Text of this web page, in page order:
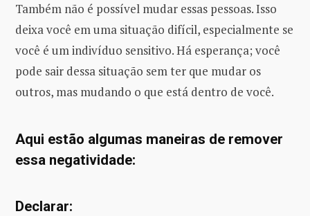
Também não é possível mudar essas pessoas. Isso
deixa você em uma situação difícil, especialmente se
você é um indivíduo sensitivo. Há esperança; você
pode sair dessa situação sem ter que mudar os
outros, mas mudando o que está dentro de você.
Aqui estão algumas maneiras de remover
essa negatividade:
Declarar: